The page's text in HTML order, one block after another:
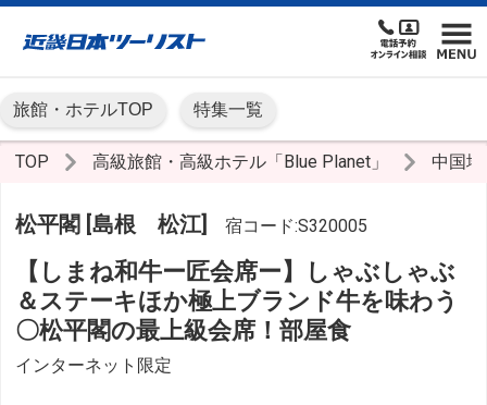
旅館・ホテルTOP 特集一覧
TOP 高級旅館・高級ホテル「Blue Planet」 中国
松平閣 [島根 松江] 宿コード:S320005
【しまね和牛ー匠会席ー】しゃぶしゃぶ
＆ステーキほか極上ブランド牛を味わう
〇松平閣の最上級会席！部屋食
インターネット限定